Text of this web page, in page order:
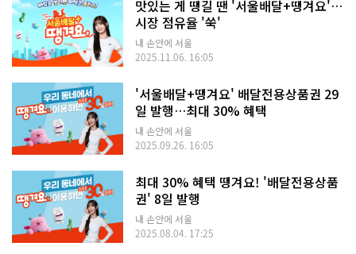
맛있는 게 땡길 땐 '서울배달+땡겨요'…
시장 점유율 '쑥'
내 손안에 서울
2025.11.06. 16:05
'서울배달+땡겨요' 배달전용상품권 29
일 발행…최대 30% 혜택
내 손안에 서울
2025.09.26. 16:05
최대 30% 혜택 땡겨요! '배달전용상품
권' 8일 발행
내 손안에 서울
2025.08.04. 17:25